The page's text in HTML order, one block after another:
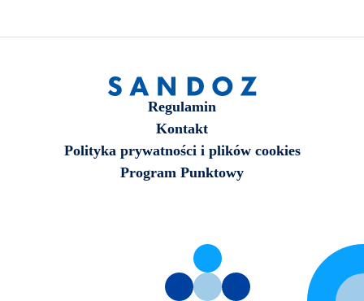
Regulamin
Kontakt
Polityka prywatności i plików cookies
Program Punktowy